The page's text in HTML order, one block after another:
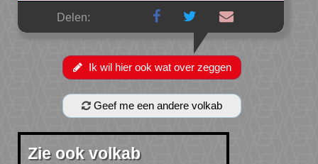
Delen:
Ik wil hier ook wat over zeggen
Geef me een andere volkab
Zie ook volkab